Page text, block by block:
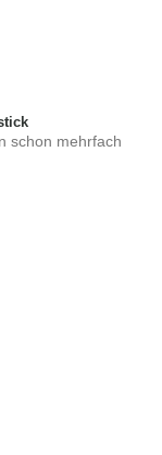
schon mehrfach